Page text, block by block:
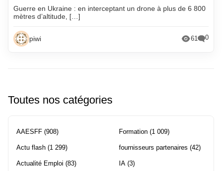
Guerre en Ukraine : en interceptant un drone à plus de 6 800
mètres d’altitude, […]
piwi 61 0
Toutes nos catégories
AAESFF (908)
Actu flash (1 299)
Actualité Emploi (83)
Formation (1 009)
fournisseurs partenaires (42)
IA (3)